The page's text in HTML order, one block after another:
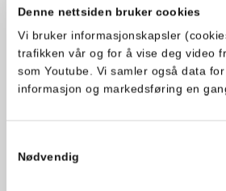
Denne nettsiden bruker cookies
Vi bruker informasjonskapsler
trafikken vår og for å vise deg video
som Youtube. Vi samler også data
informasjon og markedsføring en
Nødvendig
Sandwich med
En enkel og smakfull sandwich